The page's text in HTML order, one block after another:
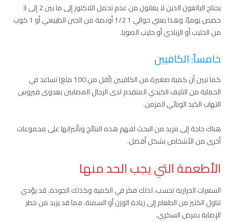
يحتاج البالغون الذين لا يعانون من عدم تحمل اللاكتوز إلى ما بين 2 إلى 3
حصص يوميًا. وهذا يعني حوالي 1 1/2 أونصة من الجبن الطبيعي أو 1 كوب
من الحليب أو الزبادي أو حليب الصويا.
خامساً: الكافيين
كما تبين أن كمية صغيرة من الكافيين (أقل من 100 ملغ) تساعد في
الحماية من التليف الكبدي المتقدم لدى الرجال المصابين بعدوى فيروس
التهاب الكبد الوبائي المزمن.
هناك حاجة إلى مزيد من البحث لفهم هذه النتائج وتأثيراتها على مجموعات
أخرى من الأشخاص بشكل أفضل.
الأطعمة التي يجب الحد منها
السعرات الحرارية تحسب، لذلك فكر في الكمية وكذلك الجودة. قد يؤدي
تناول الكثير من الطعام إلى زيادة الوزن أو السمنة، مما قد يزيد من خطر
الإصابة بمرض السكري.